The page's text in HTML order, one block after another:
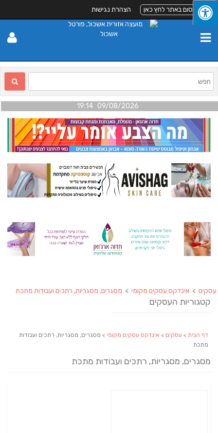
לפרסום באתר לחץ כאן הצהרת נגישות
09/08/2026 19:14
עסקים > אינדקס עסקים מקומי > מסגרים, מסגריות, רתכים ועבודות מתכת
קטגוריות העסקים
דף הבית > עסקים > אינדקס עסקים מקומי > מסגרים, מסגריות, רתכים ועבודות
מתכת
מסגרים, מסגריות, רתכים ועבודות מתכת